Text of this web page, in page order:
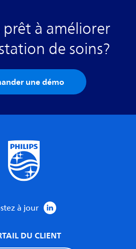
prêt à améliorer
de soins?
une démo
à jour
DU CLIENT